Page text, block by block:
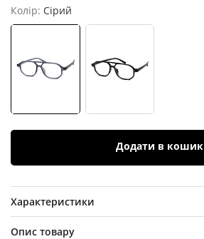
Колір: Сірий
Додати в кошик
Характеристики
Опис товару